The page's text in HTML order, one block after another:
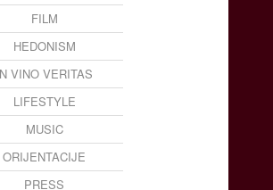
FILM
HEDONISM
VINO VERITAS
LIFESTYLE
MUSIC
ORIJENTACIJE
PRESS